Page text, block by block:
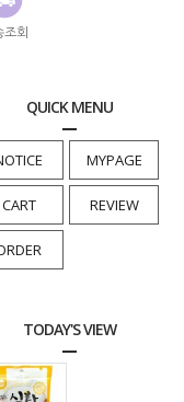
조회
QUICK MENU
MYPAGE
CART REVIEW
TODAY'S VIEW
식탐 양고기버거 100g